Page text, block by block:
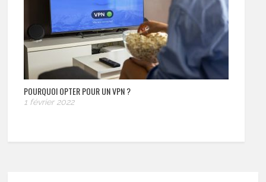
POURQUOI OPTER POUR UN VPN ?
1 février 2022